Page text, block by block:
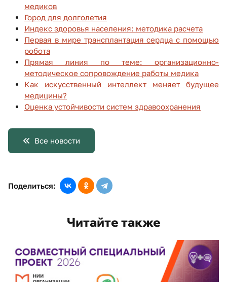
медиков
Город для долголетия
Индекс здоровья населения: методика расчета
Первая в мире трансплантация сердца с помощью
робота
Прямая линия по теме: организационно-
методическое сопровождение работы медика
Как искусственный интеллект меняет будущее
медицины?
Оценка устойчивости систем здравоохранения
Все новости
Поделиться:
Читайте также